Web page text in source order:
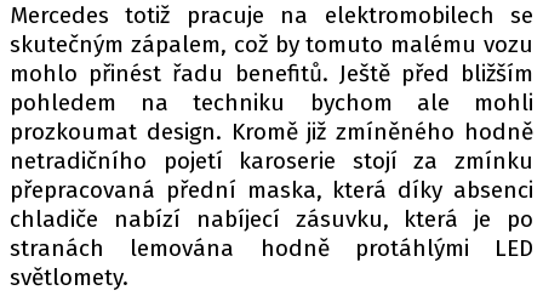
KONTAKT
VYDAVATEL
INZERCE
OSOBNÍ ÚDAJE / COOKIES
Provozovatelem serveru autoroad.cz je
INCORP MEDIA GROUP s.r.o., IČ: 118 23 054
Mercedes totiž pracuje na elektromobilech se
skutečným zápalem, což by tomuto malému vozu
mohlo přinést řadu benefitů. Ještě před bližším
pohledem na techniku bychom ale mohli
prozkoumat design. Kromě již zmíněného hodně
netradičního pojetí karoserie stojí za zmínku
přepracovaná přední maska, která díky absenci
chladiče nabízí nabíjecí zásuvku, která je po
stranách lemována hodně protáhlými LED
světlomety.